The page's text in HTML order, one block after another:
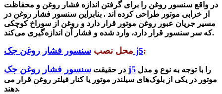
در واقع سنسور روغن را برای گرفتن اندازه فشار روغن و محفاظت
از خرابی موتور طراحی کرده اند . بنابراین سنسور فشار روغن در
مسیر جریان عبور روغن موتور قرار دارد و روغن از سوراخ کوچکی
که سر سنسور قرار دارد، وارد شده و فشار آن اندازه‌گیری می‌کند.
محل نصب سنسور فشار روغن جک j5:
در حقیقت سنسور فشار روغن جک j5
موتور در یکی از بلوک‌های سیلندر موتور یا کنار فیلتر روغن قرار می
دهند.